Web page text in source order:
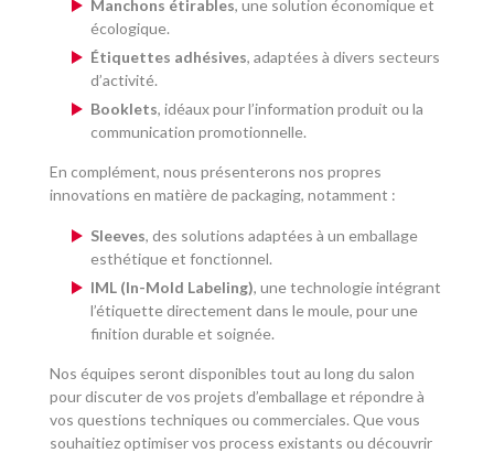
Manchons étirables, une solution économique et
écologique.
Étiquettes adhésives, adaptées à divers secteurs
d’activité.
Booklets, idéaux pour l’information produit ou la
communication promotionnelle.
En complément, nous présenterons nos propres
innovations en matière de packaging, notamment :
Sleeves, des solutions adaptées à un emballage
esthétique et fonctionnel.
IML (In-Mold Labeling), une technologie intégrant
l’étiquette directement dans le moule, pour une
finition durable et soignée.
Nos équipes seront disponibles tout au long du salon
pour discuter de vos projets d’emballage et répondre à
vos questions techniques ou commerciales. Que vous
souhaitiez optimiser vos process existants ou découvrir